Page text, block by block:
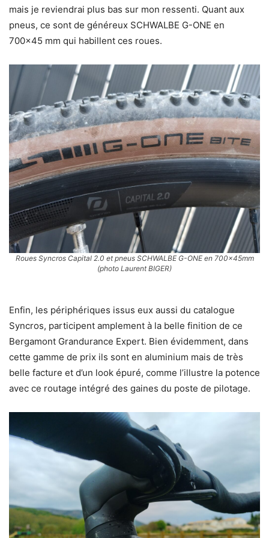
mais je reviendrai plus bas sur mon ressenti. Quant aux
pneus, ce sont de généreux SCHWALBE G-ONE en
700×45 mm qui habillent ces roues.
Roues Syncros Capital 2.0 et pneus SCHWALBE G-ONE en 700x45mm
(photo Laurent BIGER)
Enfin, les périphériques issus eux aussi du catalogue
Syncros, participent amplement à la belle finition de ce
Bergamont Grandurance Expert. Bien évidemment, dans
cette gamme de prix ils sont en aluminium mais de très
belle facture et d’un look épuré, comme l’illustre la potence
avec ce routage intégré des gaines du poste de pilotage.